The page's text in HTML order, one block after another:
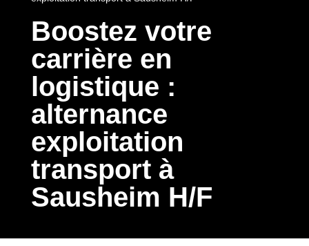
Boostez votre
carrière en
logistique :
alternance
exploitation
transport à
Sausheim H/F